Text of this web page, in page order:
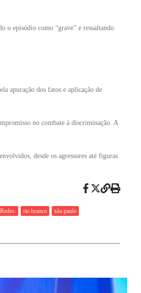
o episódio como “grave” e ressaltando
apuração dos fatos e aplicação de
no combate à discriminação. A
desde os agressores até figuras
rio branco são paulo